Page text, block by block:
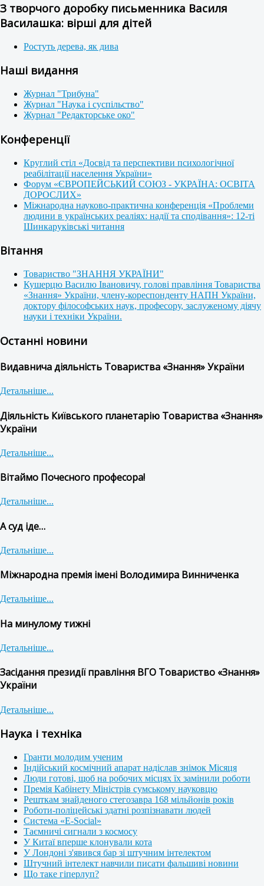
З творчого доробку письменника Василя
Василашка: вірші для дітей
Ростуть дерева, як дива
Наші видання
Журнал "Трибуна"
Журнал "Наука і суспільство"
Журнал "Редакторське око"
Конференції
Круглий стіл «Досвід та перспективи психологічної
реабілітації населення України»
Форум «ЄВРОПЕЙСЬКИЙ СОЮЗ - УКРАЇНА: ОСВІТА
ДОРОСЛИХ»
Міжнародна науково-практична конференція «Проблеми
людини в українських реаліях: надії та сподівання»: 12-ті
Шинкаруківські читання
Вітання
Товариство "ЗНАННЯ УКРАЇНИ"
Кушерцю Василю Івановичу, голові правління Товариства
«Знання» України, члену-кореспонденту НАПН України,
доктору філософських наук, професору, заслуженому діячу
науки і техніки України.
Останні новини
Видавнича діяльність Товариства «Знання» України
Детальніше...
Діяльність Київського планетарію Товариства «Знання»
України
Детальніше...
Вітаймо Почесного професора!
Детальніше...
А суд іде…
Детальніше...
Міжнародна премія імені Володимира Винниченка
Детальніше...
На минулому тижні
Детальніше...
Засідання президії правління ВГО Товариство «Знання»
України
Детальніше...
Наука і техніка
Гранти молодим ученим
Індійський космічний апарат надіслав знімок Місяця
Люди готові, щоб на робочих місцях їх замінили роботи
Премія Кабінету Міністрів сумському науковцю
Решткам знайденого стегозавра 168 мільйонів років
Роботи-поліцейські здатні розпізнавати людей
Система «E-Social»
Таємничі сигнали з космосу
У Китаї вперше клонували кота
У Лондоні з'явився бар зі штучним інтелектом
Штучний інтелект навчили писати фальшиві новини
Що таке гіперлуп?